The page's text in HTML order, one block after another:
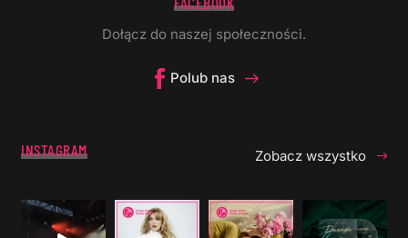
Dołącz do naszej społeczności.
Polub nas
INSTAGRAM Zobacz wszystko